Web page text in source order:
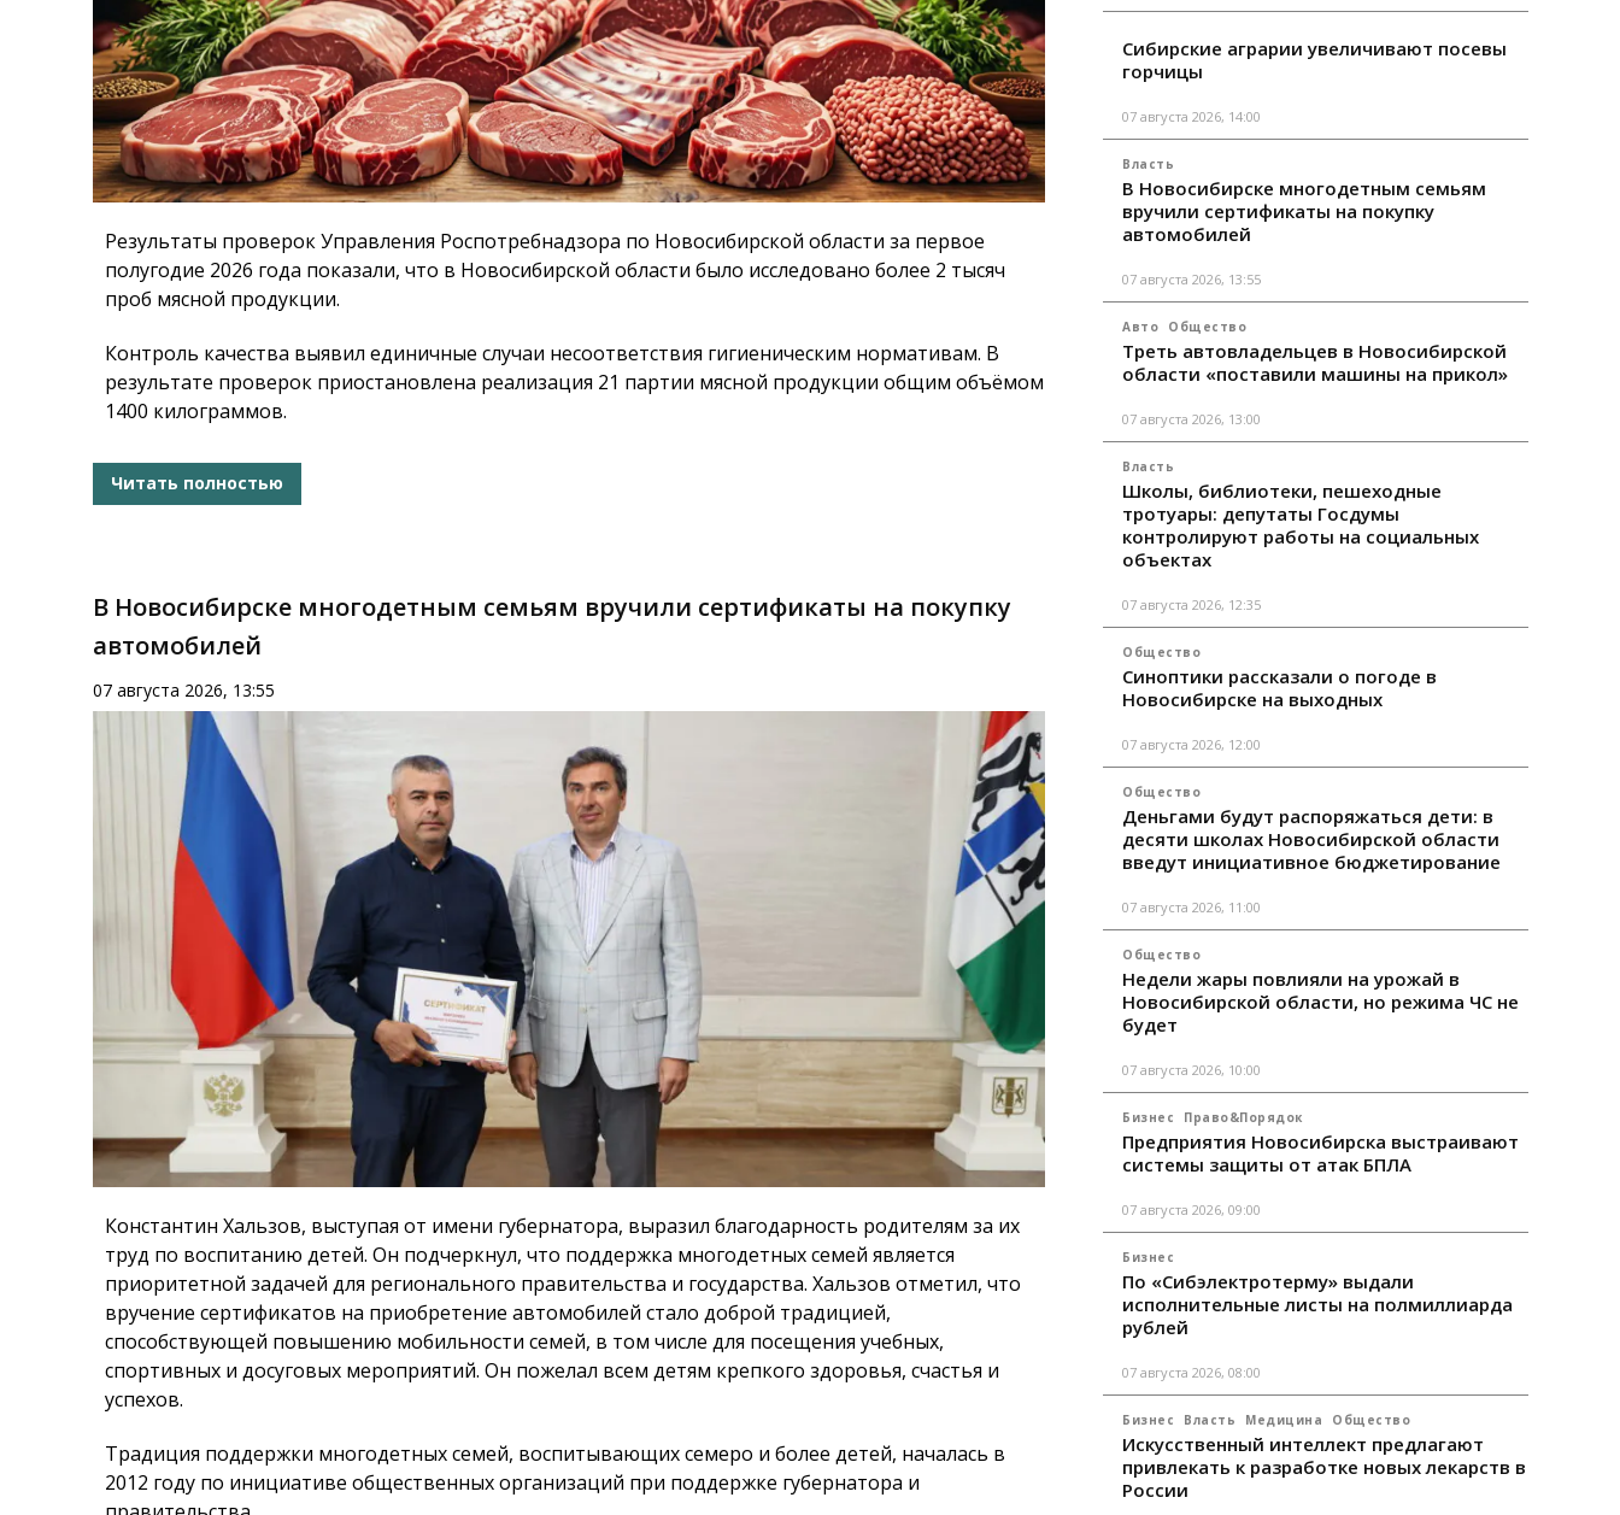
Результаты проверок Управления Роспотребнадзора по Новосибирской области за первое
полугодие 2026 года показали, что в Новосибирской области было исследовано более 2 тысяч
проб мясной продукции.
Контроль качества выявил единичные случаи несоответствия гигиеническим нормативам. В
результате проверок приостановлена реализация 21 партии мясной продукции общим объёмом
1400 килограммов.
Читать полностью
В Новосибирске многодетным семьям вручили сертификаты на покупку
автомобилей
07 августа 2026, 13:55
Константин Хальзов, выступая от имени губернатора, выразил благодарность родителям за их
труд по воспитанию детей. Он подчеркнул, что поддержка многодетных семей является
приоритетной задачей для регионального правительства и государства. Хальзов отметил, что
вручение сертификатов на приобретение автомобилей стало доброй традицией,
способствующей повышению мобильности семей, в том числе для посещения учебных,
спортивных и досуговых мероприятий. Он пожелал всем детям крепкого здоровья, счастья и
успехов.
Традиция поддержки многодетных семей, воспитывающих семеро и более детей, началась в
2012 году по инициативе общественных организаций при поддержке губернатора и
Сибирские аграрии увеличивают посевы
горчицы
07 августа 2026, 14:00
Власть
В Новосибирске многодетным семьям
вручили сертификаты на покупку
автомобилей
07 августа 2026, 13:55
Авто Общество
Треть автовладельцев в Новосибирской
области «поставили машины на прикол»
07 августа 2026, 13:00
Власть
Школы, библиотеки, пешеходные
тротуары: депутаты Госдумы
контролируют работы на социальных
объектах
07 августа 2026, 12:35
Общество
Синоптики рассказали о погоде в
Новосибирске на выходных
07 августа 2026, 12:00
Общество
Деньгами будут распоряжаться дети: в
десяти школах Новосибирской области
введут инициативное бюджетирование
07 августа 2026, 11:00
Общество
Недели жары повлияли на урожай в
Новосибирской области, но режима ЧС не
будет
07 августа 2026, 10:00
Бизнес Право&Порядок
Предприятия Новосибирска выстраивают
системы защиты от атак БПЛА
07 августа 2026, 09:00
Бизнес
По «Сибэлектротерму» выдали
исполнительные листы на полмиллиарда
рублей
07 августа 2026, 08:00
Бизнес Власть Медицина Общество
Искусственный интеллект предлагают
привлекать к разработке новых лекарств в
России